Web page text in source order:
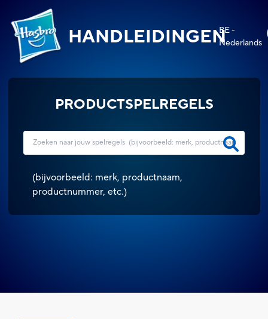
HANDLEIDINGENBE -
Nederlands
PRODUCTSPELREGELS
(bijvoorbeeld: merk, productnaam,
productnummer, etc.)